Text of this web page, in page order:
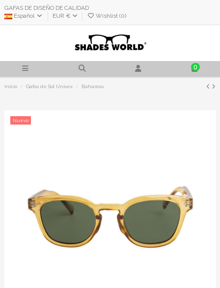
GAFAS DE DISEÑO DE CALIDAD
Español
EUR € Wishlist (0)
0
Inicio Gafas de Sol Unisex Bahamas
Nuevo